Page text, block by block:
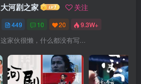
大河剧之家 关注
449 10 20 9.3W+
这家伙很懒，什么都没有写...